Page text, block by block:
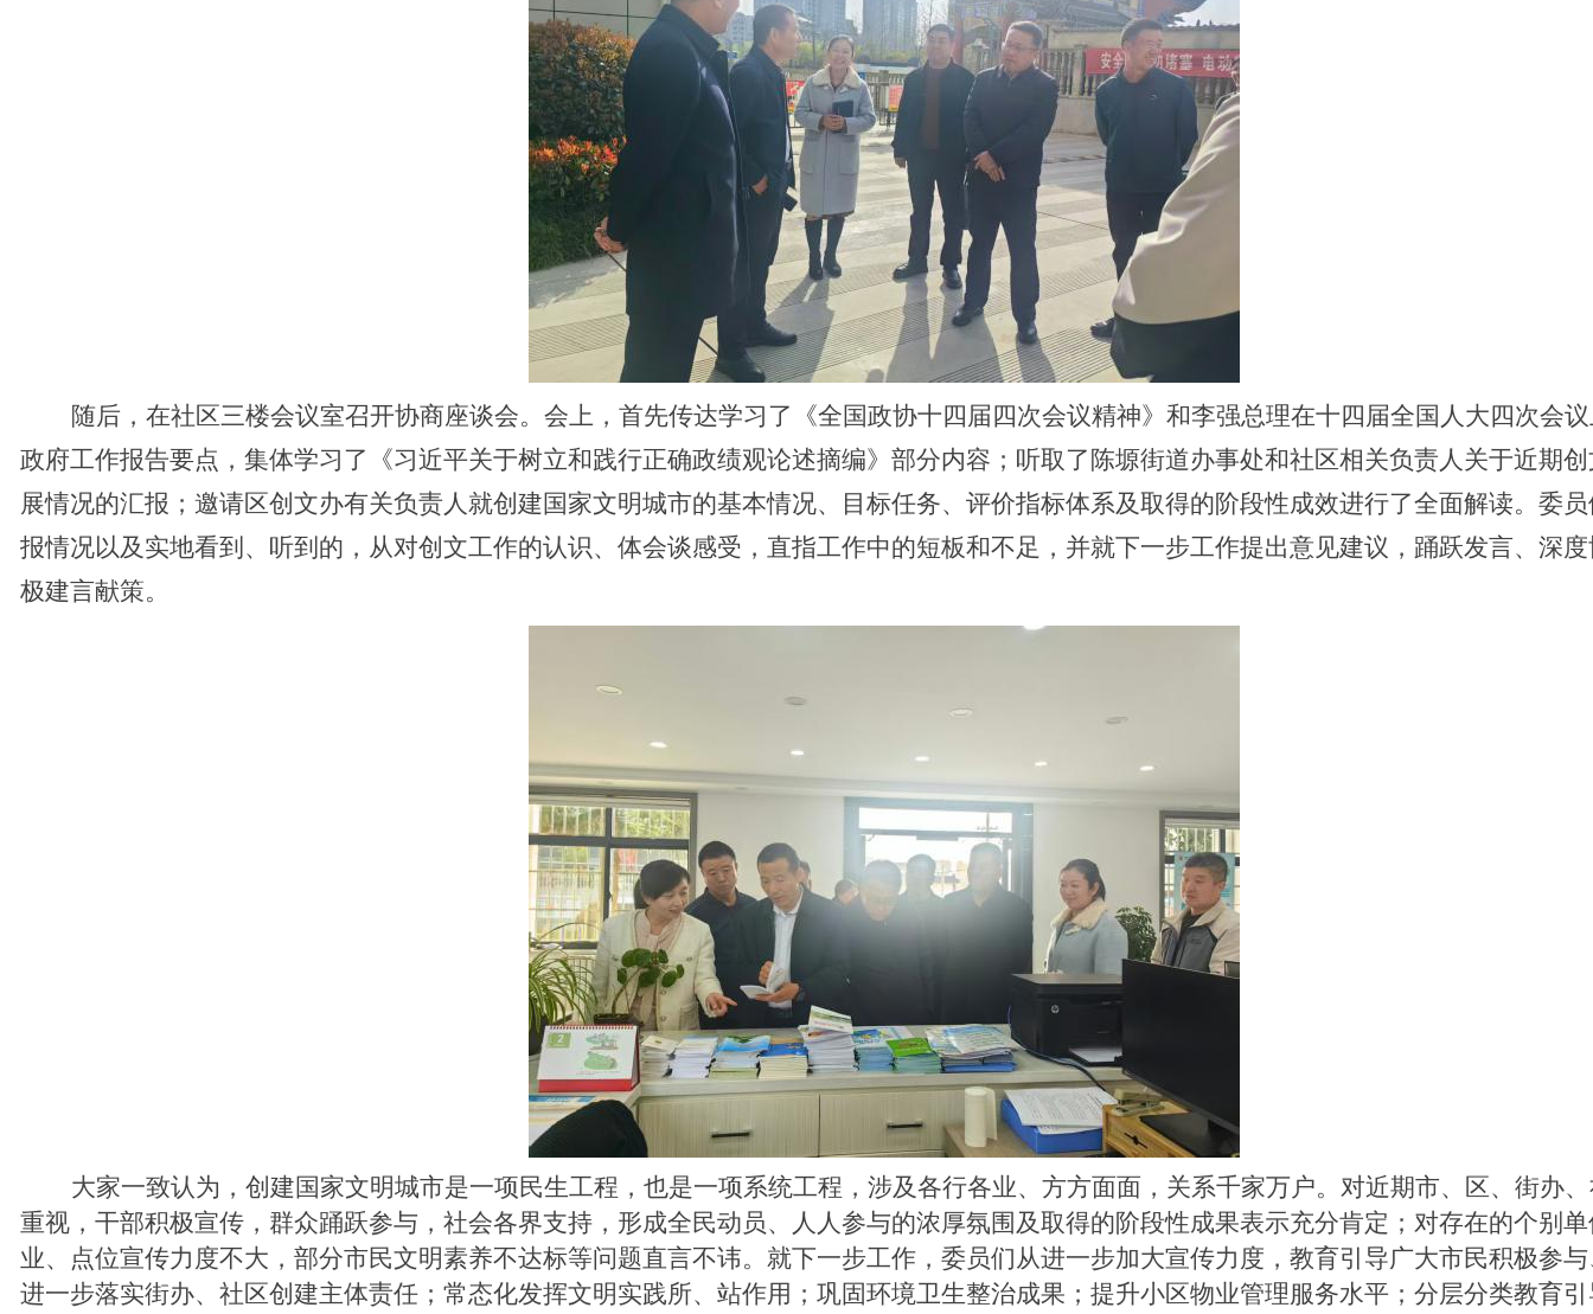
随后，在社区三楼会议室召开协商座谈会。会上，首先传达学习了《全国政协十四届四次会议精神》和李强总理在十四届全国人大四次会
政府工作报告要点，集体学习了《习近平关于树立和践行正确政绩观论述摘编》部分内容；听取了陈塬街道办事处和社区相关负责人关于近期
展情况的汇报；邀请区创文办有关负责人就创建国家文明城市的基本情况、目标任务、评价指标体系及取得的阶段性成效进行了全面解读。委
报情况以及实地看到、听到的，从对创文工作的认识、体会谈感受，直指工作中的短板和不足，并就下一步工作提出意见建议，踊跃发言、深
极建言献策。
大家一致认为，创建国家文明城市是一项民生工程，也是一项系统工程，涉及各行各业、方方面面，关系千家万户。对近期市、区、街办
重视，干部积极宣传，群众踊跃参与，社会各界支持，形成全民动员、人人参与的浓厚氛围及取得的阶段性成果表示充分肯定；对存在的个别
业、点位宣传力度不大，部分市民文明素养不达标等问题直言不讳。就下一步工作，委员们从进一步加大宣传力度，教育引导广大市民积极参
进一步落实街办、社区创建主体责任；常态化发挥文明实践所、站作用；巩固环境卫生整治成果；提升小区物业管理服务水平；分层分类教育